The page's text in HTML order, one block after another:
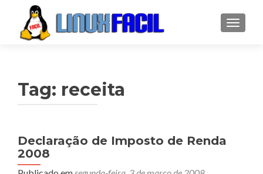
Tag: receita
Declaração de Imposto de Renda
2008